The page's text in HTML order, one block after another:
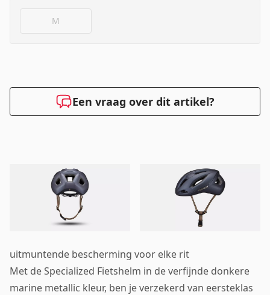
M
Een vraag over dit artikel?
uitmuntende bescherming voor elke rit
Met de Specialized Fietshelm in de verfijnde donkere
marine metallic kleur, ben je verzekerd van eersteklas